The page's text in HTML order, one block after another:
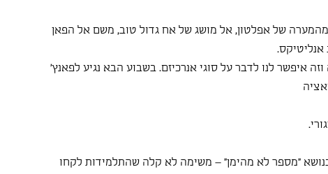
של אפלטון, אל מושג של אח גדול טוב, משם אל הפאן
איפשר לנו לדבר על סוגי אנרכיזם. בשבוע הבא נגיע לפאנץ'
"מספר לא מהימן" – משימה לא קלה שהתלמידות לקחו